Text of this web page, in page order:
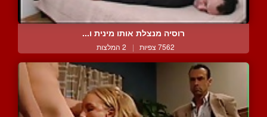
רוסיה מנצלת אותו מינית ו...
7562 צפיות | 2 המלצות